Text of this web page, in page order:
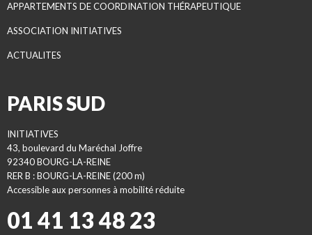
APPARTEMENTS DE COORDINATION THÉRAPEUTIQUE
ASSOCIATION INITIATIVES
ACTUALITES
PARIS SUD
INITIATIVES
43, boulevard du Maréchal Joffre
92340 BOURG-LA-REINE
RER B : BOURG-LA-REINE (200 m)
Accessible aux personnes à mobilité réduite
01 41 13 48 23